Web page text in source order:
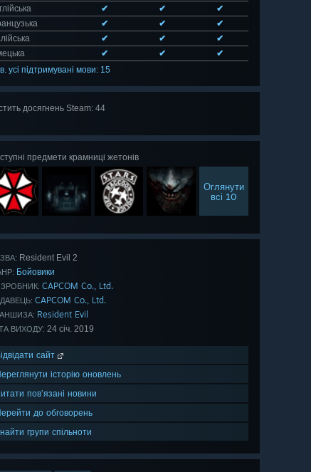
✔ ✔
✔
✔ ✔
✔
✔ ✔
✔
✔ ✔
✔
усі підтримувані мови: 15
досягнень Steam: 44
предмети крамниці жетонів
Оглянути
всі 10
Resident Evil 2
Бойовики
CAPCOM Co., Ltd.
CAPCOM Co., Ltd.
Resident Evil
ВИХОДУ: 24 січ. 2019
сайт
історію оновлень
пов’язані новини
до обговорень
групи спільноти